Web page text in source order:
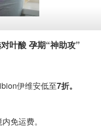
叶酸 孕期“神助攻”
伊维安低至7折。
免运费。